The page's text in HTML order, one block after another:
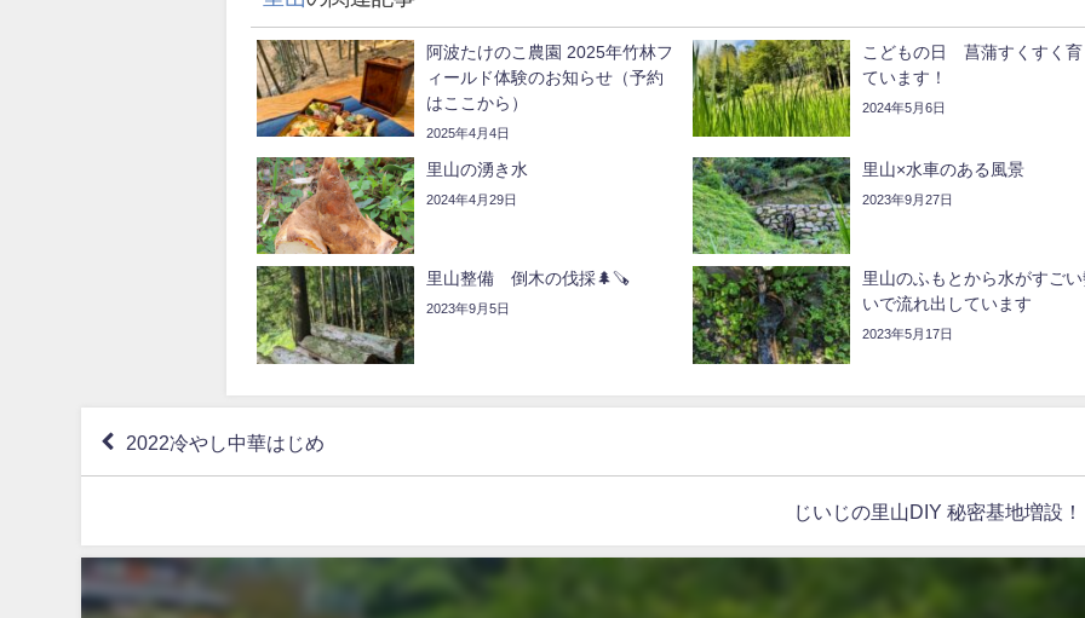
阿波たけのこ農園 2025年竹林フ
ィールド体験のお知らせ（予約
はここから）
2025年4月4日
こどもの日 菖蒲すくすく育
ています！
2024年5月6日
里山の湧き水
2024年4月29日
里山×水車のある風景
2023年9月27日
里山整備 倒木の伐採🌲🪚
2023年9月5日
里山のふもとから水がすご
いで流れ出しています
2023年5月17日
2022冷やし中華はじめ
じいじの里山DIY 秘密基地増設